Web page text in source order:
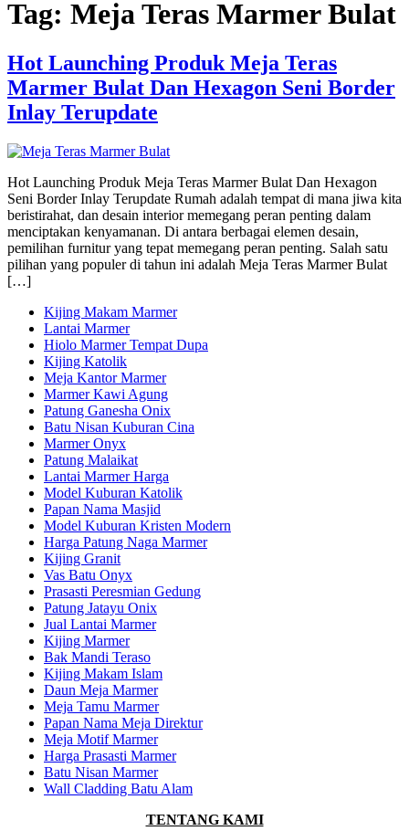
Tag: Meja Teras Marmer Bulat
Hot Launching Produk Meja Teras
Marmer Bulat Dan Hexagon Seni Border
Inlay Terupdate
Hot Launching Produk Meja Teras Marmer Bulat Dan Hexagon
Seni Border Inlay Terupdate Rumah adalah tempat di mana jiwa kita
beristirahat, dan desain interior memegang peran penting dalam
menciptakan kenyamanan. Di antara berbagai elemen desain,
pemilihan furnitur yang tepat memegang peran penting. Salah satu
pilihan yang populer di tahun ini adalah Meja Teras Marmer Bulat
[…]
Kijing Makam Marmer
Lantai Marmer
Hiolo Marmer Tempat Dupa
Kijing Katolik
Meja Kantor Marmer
Marmer Kawi Agung
Patung Ganesha Onix
Batu Nisan Kuburan Cina
Marmer Onyx
Patung Malaikat
Lantai Marmer Harga
Model Kuburan Katolik
Papan Nama Masjid
Model Kuburan Kristen Modern
Harga Patung Naga Marmer
Kijing Granit
Vas Batu Onyx
Prasasti Peresmian Gedung
Patung Jatayu Onix
Jual Lantai Marmer
Kijing Marmer
Bak Mandi Teraso
Kijing Makam Islam
Daun Meja Marmer
Meja Tamu Marmer
Papan Nama Meja Direktur
Meja Motif Marmer
Harga Prasasti Marmer
Batu Nisan Marmer
Wall Cladding Batu Alam
TENTANG KAMI